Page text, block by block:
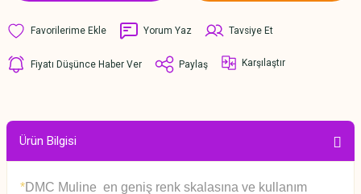
Yorum Yaz Tavsiye Et
Fiyatı Düşünce Haber Ver Paylaş Karşılaştır
Ürün Bilgisi
*DMC Muline en geniş renk skalasına ve kullanım